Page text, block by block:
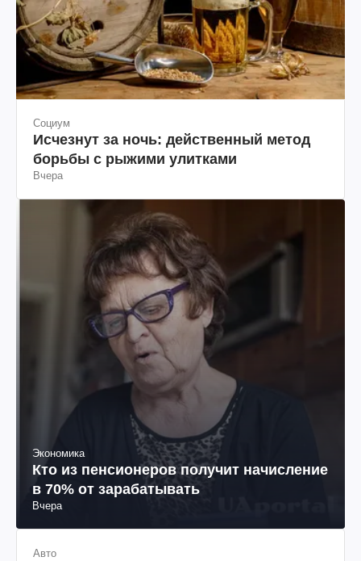
Социум
Исчезнут за ночь: действенный метод
борьбы с рыжими улитками
Вчера
Экономика
Кто из пенсионеров получит начисление
в 70% от зарабатывать
Вчера
Авто